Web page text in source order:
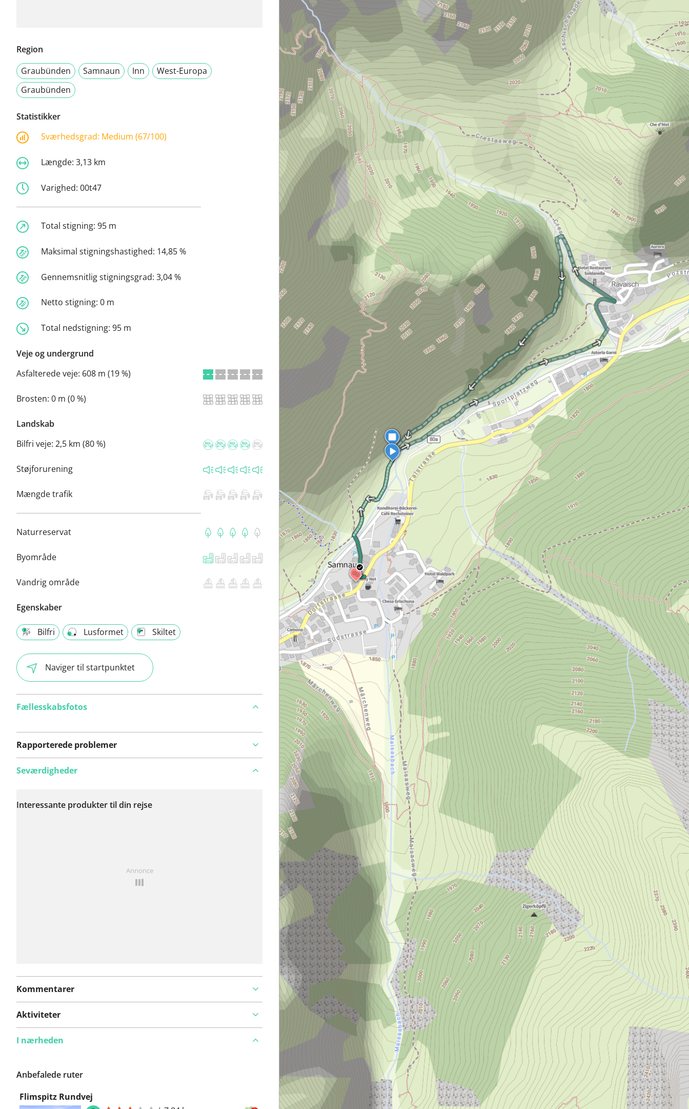
Region
Graubünden
Samnaun Inn
West-Europa
Graubünden
Statistikker
Sværhedsgrad: Medium (67/100)
Længde: 3,13 km
Varighed: 00t47
Total stigning: 95 m
Maksimal stigningshastighed: 14,85 %
Gennemsnitlig stigningsgrad: 3,04 %
Netto stigning: 0 m
Total nedstigning: 95 m
Veje og undergrund
Asfalterede veje: 608 m (19 %)
Brosten: 0 m (0 %)
Landskab
Bilfri veje: 2,5 km (80 %)
Støjforurening
Mængde trafik
Naturreservat
Byområde
Vandrig område
Egenskaber
Bilfri Lusformet Skiltet
Naviger til startpunktet
Fællesskabsfotos
Rapporterede problemer
rapporteret nogen
problemer på denne
Har du lagt mærke til noget på denne rute?
Seværdigheder
Interessante produkter til din rejse
Annonce
Kommentarer
Aktiviteter
I nærheden
Anbefalede ruter
Flimspitz Rundvej